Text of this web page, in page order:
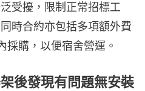
受擾，限制正常招標工
時合約亦包括多項額外費
採購，以便宿舍營運。
後發現有問題無安裝